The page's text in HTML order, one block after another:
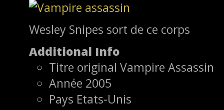
Wesley Snipes sort de ce corps
Additional Info
Titre original Vampire Assassin
Année 2005
Pays Etats-Unis